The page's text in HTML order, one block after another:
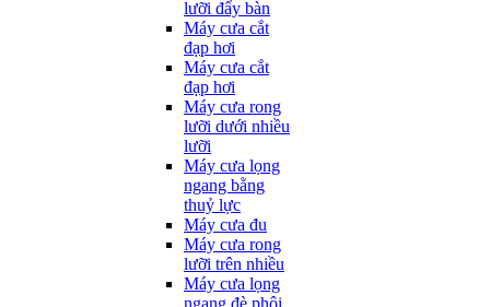
lưỡi đẩy bàn
Máy cưa cắt
đạp hơi
Máy cưa cắt
đạp hơi
Máy cưa rong
lưỡi dưới nhiều
lưỡi
Máy cưa lọng
ngang bằng
thuỷ lực
Máy cưa đu
Máy cưa rong
lưỡi trên nhiều
Máy cưa lọng
ngang đè phôi